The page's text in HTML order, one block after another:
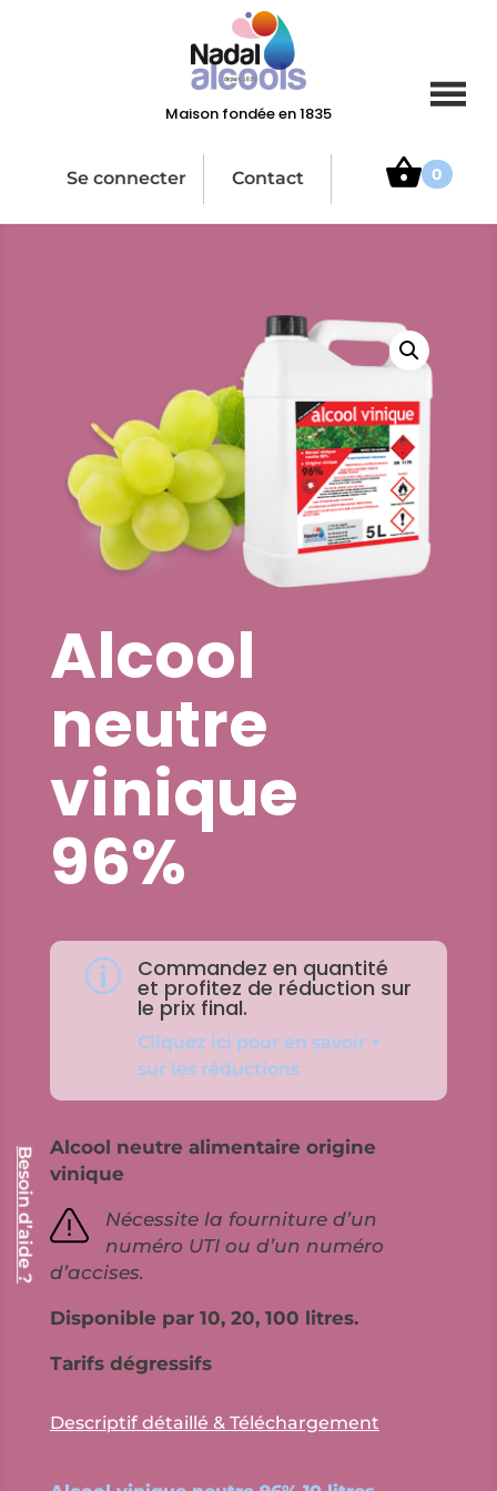
Maison fondée en 1835
Se connecter Contact 0
Alcool
neutre
vinique
96%
p Commandez en quantité
et profitez de réduction sur
le prix final.
Cliquez ici pour en savoir +
sur les réductions
Alcool neutre alimentaire origine
vinique
Nécessite la fourniture d’un
numéro UTI ou d’un numéro
d’accises.
Disponible par 10, 20, 100 litres.
Tarifs dégressifs
Descriptif détaillé & Téléchargement
Besoin d’aide ?